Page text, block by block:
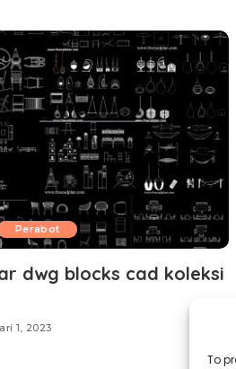
To
Perabot
dwg blocks cad koleksi
1, 2023